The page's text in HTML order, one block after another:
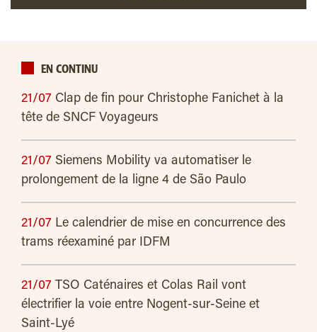
EN CONTINU
21/07 Clap de fin pour Christophe Fanichet à la
tête de SNCF Voyageurs
21/07 Siemens Mobility va automatiser le
prolongement de la ligne 4 de São Paulo
21/07 Le calendrier de mise en concurrence des
trams réexaminé par IDFM
21/07 TSO Caténaires et Colas Rail vont
électrifier la voie entre Nogent-sur-Seine et
Saint-Lyé